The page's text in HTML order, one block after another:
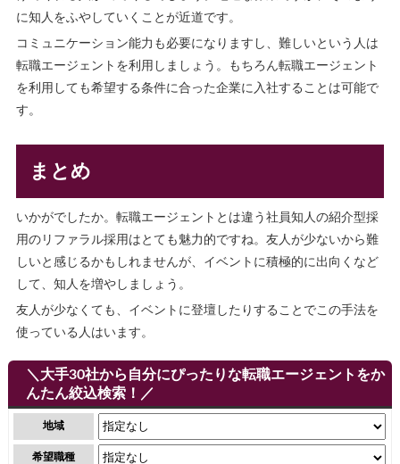
に知人をふやしていくことが近道です。
コミュニケーション能力も必要になりますし、難しいという人は
転職エージェントを利用しましょう。もちろん転職エージェント
を利用しても希望する条件に合った企業に入社することは可能で
す。
まとめ
いかがでしたか。転職エージェントとは違う社員知人の紹介型採
用のリファラル採用はとても魅力的ですね。友人が少ないから難
しいと感じるかもしれませんが、イベントに積極的に出向くなど
して、知人を増やしましょう。
友人が少なくても、イベントに登壇したりすることでこの手法を
使っている人はいます。
＼大手30社から自分にぴったりな転職エージェントをか
んたん絞込検索！／
地域
希望職種